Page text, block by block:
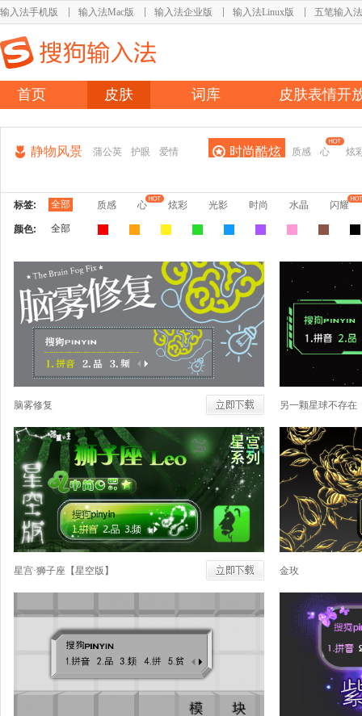
输入法手机版 输入法Mac版 输入法企业版 输入法Linux版 五笔输入法
首页 皮肤 词库 皮肤表情开
静物风景 蒲公英 护眼 爱情 时尚酷炫 质感 心 炫
标签: 全部 质感 心 炫彩 光影 时尚 水晶 闪耀
颜色: 全部
脑雾修复 另一颗星球不存在
星宫·狮子座【星空版】 金玫